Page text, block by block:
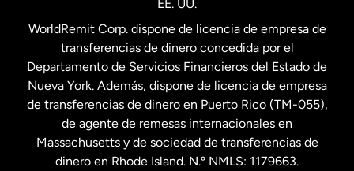
Suecia
EE. UU.
WorldRemit Corp. dispone de licencia de empresa de
transferencias de dinero concedida por el
Departamento de Servicios Financieros del Estado de
Nueva York. Además, dispone de licencia de empresa
de transferencias de dinero en Puerto Rico (TM-055),
de agente de remesas internacionales en
Massachusetts y de sociedad de transferencias de
dinero en Rhode Island. N.º NMLS: 1179663.